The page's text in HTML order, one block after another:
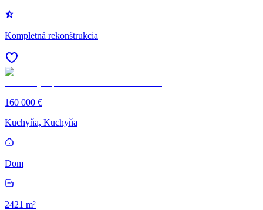
Kompletná rekonštrukcia
160 000 €
Kuchyňa, Kuchyňa
Dom
2421 m²